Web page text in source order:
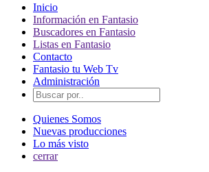
Inicio
Información en Fantasio
Buscadores en Fantasio
Listas en Fantasio
Contacto
Fantasio tu Web Tv
Administración
Quienes Somos
Nuevas producciones
Lo más visto
cerrar